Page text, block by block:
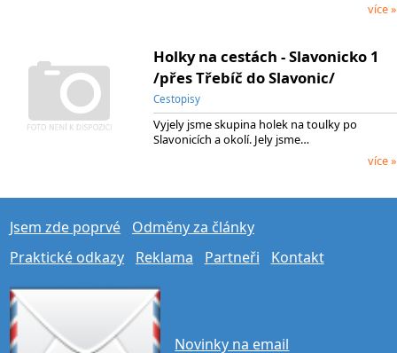
více »
Holky na cestách - Slavonicko 1
/přes Třebíč do Slavonic/
Cestopisy
Vyjely jsme skupina holek na toulky po
Slavonicích a okolí. Jely jsme…
více »
Jsem zde poprvé
Odměny za články
Praktické odkazy
Reklama Partneři Kontakt
Novinky na email